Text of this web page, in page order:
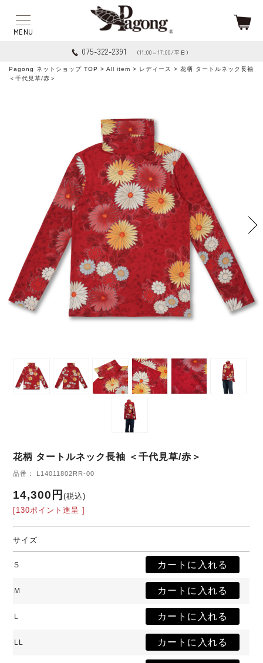
075-322-2391 （11:00～17:00/平日）
Pagong ネットショップ TOP > All item > レディース
> 花柄 タートルネック長袖
＜千代見草/赤＞
花柄 タートルネック長袖 ＜千代見草/赤＞
品番： L14011802RR-00
14,300円(税込)
[130ポイント進呈 ]
サイズ
S
M
L
LL